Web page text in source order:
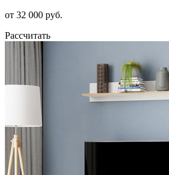
от 32 000 руб.
Рассчитать